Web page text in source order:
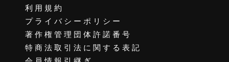
利用規約
プライバシーポリシー
著作権管理団体許諾番号
特商法取引法に関する表記